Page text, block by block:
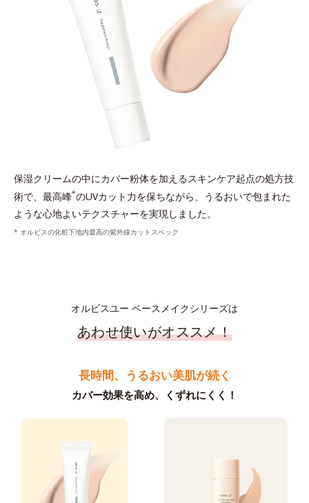
保湿クリームの中にカバー粉体を加えるスキンケア起点の処方技
術で、最高峰*のUVカット力を保ちながら、うるおいで包まれた
ような心地よいテクスチャーを実現しました。
* オルビスの化粧下地内最高の紫外線カットスペック
オルビスユー ベースメイクシリーズは
あわせ使いがオススメ！
長時間、うるおい美肌が続く
カバー効果を高め、くずれにくく！